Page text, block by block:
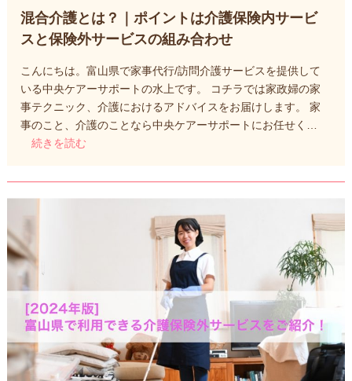
混合介護とは？｜ポイントは介護保険内サービ
スと保険外サービスの組み合わせ
こんにちは。富山県で家事代行/訪問介護サービスを提供して
いる中央ケアーサポートの水上です。 コチラでは家政婦の家
事テクニック、介護におけるアドバイスをお届けします。 家
事のこと、介護のことなら中央ケアーサポートにお任せく…
続きを読む